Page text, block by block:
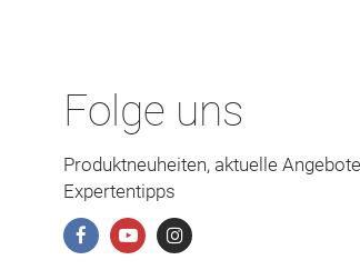
Folge uns
Produktneuheiten, aktuelle
Expertentipps